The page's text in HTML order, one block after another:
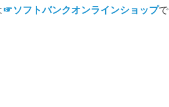
☞ソフトバンクオンラインショップで